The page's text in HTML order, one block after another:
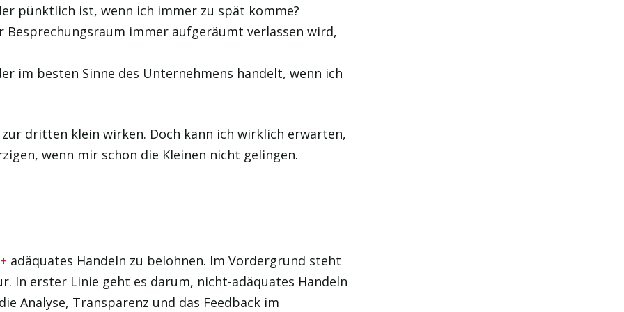
pünktlich ist, wenn ich immer zu spät komme?
immer aufgeräumt verlassen wird,
im besten Sinne des Unternehmens handelt, wenn ich
dritten klein wirken. Doch kann ich wirklich erwarten,
wenn mir schon die Kleinen nicht gelingen.
adäquates Handeln zu belohnen. Im Vordergrund steht
In erster Linie geht es darum, nicht-adäquates Handeln
Analyse, Transparenz und das Feedback im